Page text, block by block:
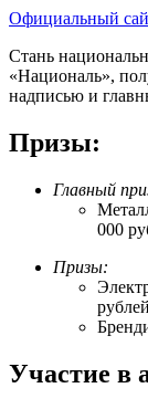
Официальный
Стань
«Националь»,
надписью и
Призы:
Главный
000
Призы:
Участие в